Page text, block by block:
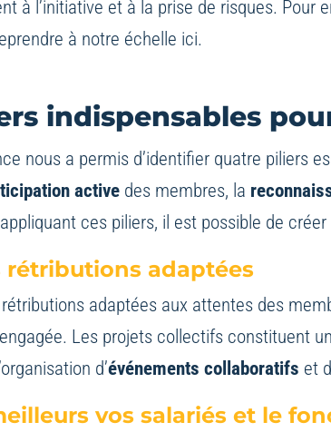
à l’initiative et à la prise de risques.
à notre échelle ici.
indispensables
nous a permis d’identifier quatre piliers
activedes membres, la
ces piliers, il est possible de
rétributions adaptées
adaptées aux attentes des
Les projets collectifs constituent
d’événements collaboratifs et
vos salariés et le